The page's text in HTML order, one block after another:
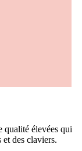
qualité élevées qui
des claviers.